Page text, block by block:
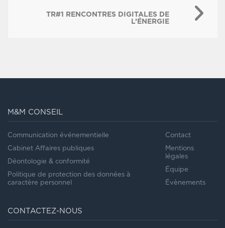
TR#1 RENCONTRES DIGITALES DE
L’ÉNERGIE
M&M CONSEIL
Communication événementielle
Cabinet Affaires publiques
Déontologie & conformité
Politique de protection des données à
caractère personnel
Contact
Mentions
légales
Équipe
Évènements
CONTACTEZ-NOUS